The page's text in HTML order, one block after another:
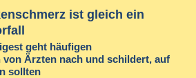
ist gleich ein
geht häufigen
Ärzten nach und schildert, auf
sollten